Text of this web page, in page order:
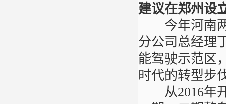
建议在郑州设
今年河南两
分公司总经理
能驾驶示范区
时代的转型步
从2016年开